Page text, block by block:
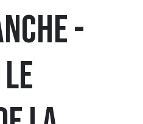
-